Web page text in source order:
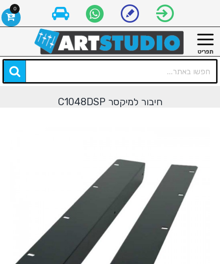
חיבור למיקסר C1048DSP
0